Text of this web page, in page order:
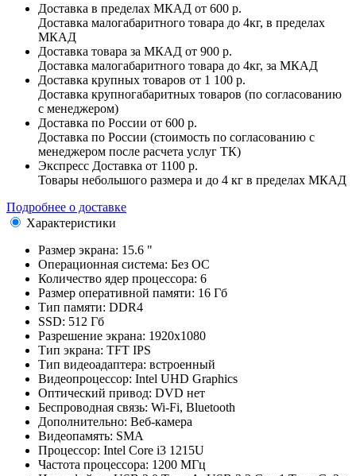
Доставка в пределах МКАД от 600 р.
Доставка малогабаритного товара до 4кг, в пределах
МКАД
Доставка товара за МКАД от 900 р.
Доставка малогабаритного товара до 4кг, за МКАД
Доставка крупных товаров от 1 100 р.
Доставка крупногабаритных товаров (по согласованию
с менеджером)
Доставка по России от 600 р.
Доставка по России (стоимость по согласованию с
менеджером после расчета услуг ТК)
Экспресс Доставка от 1100 р.
Товары небольшого размера и до 4 кг в пределах МКАД
Подробнее о доставке
Характеристики
Размер экрана: 15.6 "
Операционная система: Без ОС
Количество ядер процессора: 6
Размер оперативной памяти: 16 Гб
Тип памяти: DDR4
SSD: 512 Гб
Разрешение экрана: 1920x1080
Тип экрана: TFT IPS
Тип видеоадаптера: встроенный
Видеопроцессор: Intel UHD Graphics
Оптический привод: DVD нет
Беспроводная связь: Wi-Fi, Bluetooth
Дополнительно: Веб-камера
Видеопамять: SMA
Процессор: Intel Core i3 1215U
Частота процессора: 1200 МГц